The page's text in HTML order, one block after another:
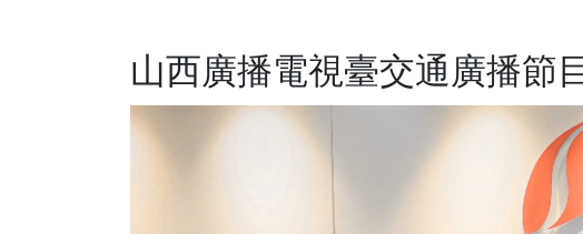
山西廣播電視臺交通廣播